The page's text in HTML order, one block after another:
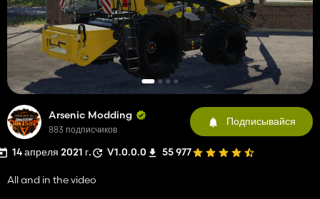
Arsenic Modding
883 подписчиков
Подписывайся
14 апреля 2021 г. V1.0.0.0 55 977
All and in the video